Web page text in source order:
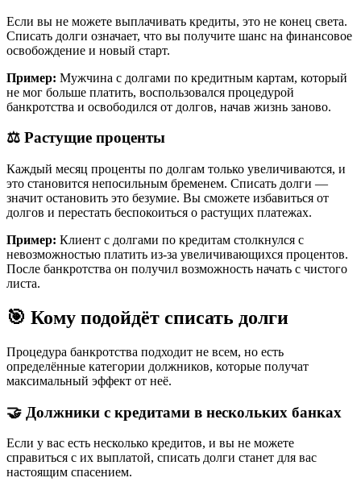
Если вы не можете выплачивать кредиты, это не конец света.
Списать долги означает, что вы получите шанс на финансовое
освобождение и новый старт.
Пример: Мужчина с долгами по кредитным картам, который
не мог больше платить, воспользовался процедурой
банкротства и освободился от долгов, начав жизнь заново.
⚖️ Растущие проценты
Каждый месяц проценты по долгам только увеличиваются, и
это становится непосильным бременем. Списать долги —
значит остановить это безумие. Вы сможете избавиться от
долгов и перестать беспокоиться о растущих платежах.
Пример: Клиент с долгами по кредитам столкнулся с
невозможностью платить из-за увеличивающихся процентов.
После банкротства он получил возможность начать с чистого
листа.
🎯 Кому подойдёт списать долги
Процедура банкротства подходит не всем, но есть
определённые категории должников, которые получат
максимальный эффект от неё.
🤝 Должники с кредитами в нескольких банках
Если у вас есть несколько кредитов, и вы не можете
справиться с их выплатой, списать долги станет для вас
настоящим спасением.